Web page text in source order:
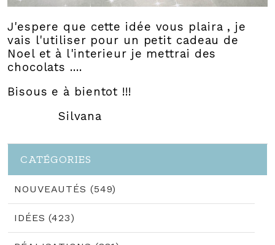
J'espere que cette idée vous plaira , je
vais l'utiliser pour un petit cadeau de
Noel et à l'interieur je mettrai des
chocolats ....
Bisous e à bientot !!!
Silvana
CATÉGORIES
NOUVEAUTÉS (549)
IDÉES (423)